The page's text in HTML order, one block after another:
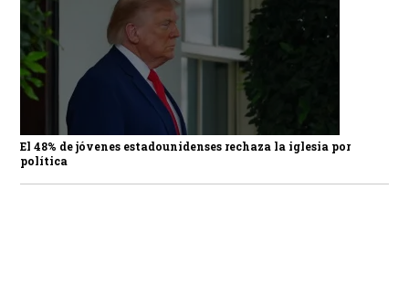
El 48% de jóvenes estadounidenses rechaza la iglesia por
política